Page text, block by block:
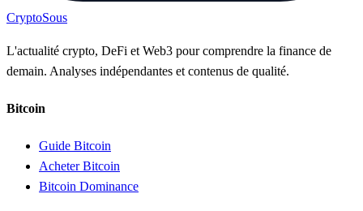
CryptoSous
L'actualité crypto, DeFi et Web3 pour comprendre la finance de
demain. Analyses indépendantes et contenus de qualité.
Bitcoin
Guide Bitcoin
Acheter Bitcoin
Bitcoin Dominance